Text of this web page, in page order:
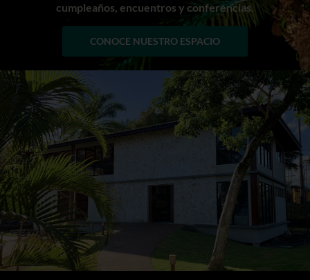
cumpleaños, encuentros y conferencias.
CONOCE NUESTRO ESPACIO